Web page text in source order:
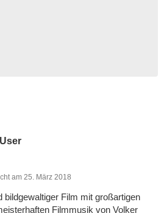
am 25. März 2018
bildgewaltiger Film mit großartigen
Filmmusik von Volker